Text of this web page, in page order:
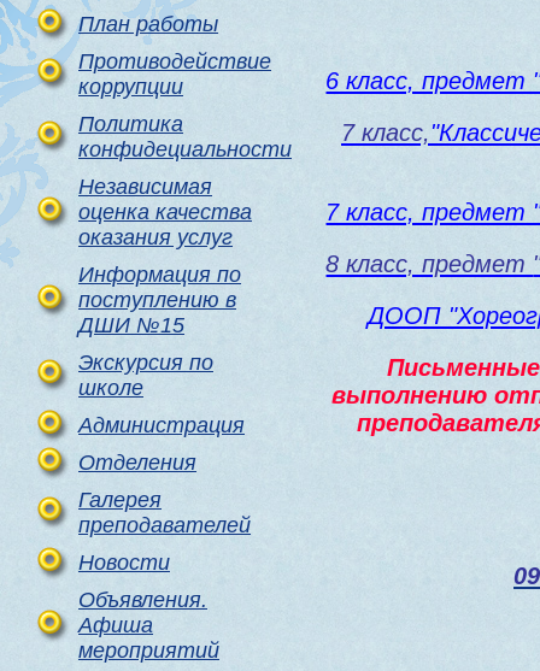
План работы
Противодействие
коррупции
Политика
конфидециальности
Независимая
оценка качества
оказания услуг
Информация по
поступлению в
ДШИ №15
Экскурсия по
школе
Администрация
Отделения
Галерея
преподавателей
Новости
Объявления.
Афиша
мероприятий
6 класс, предмет
7 класс,
7 класс, предмет
8 класс, предмет
ДООП
выполнению